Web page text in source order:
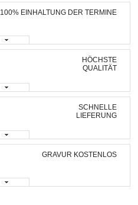
100% EINHALTUNG DER TERMINE
HÖCHSTE
QUALITÄT
SCHNELLE
LIEFERUNG
GRAVUR KOSTENLOS